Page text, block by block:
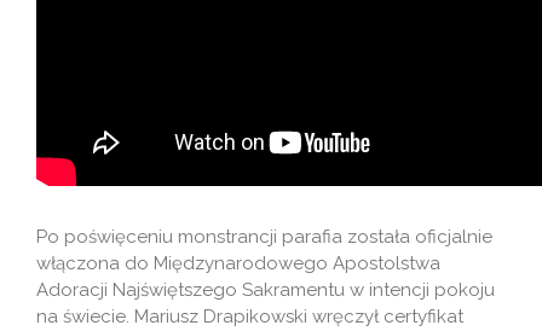
Po poświęceniu monstrancji parafia została oficjalnie
włączona do Międzynarodowego Apostolstwa
Adoracji Najświętszego Sakramentu w intencji pokoju
na świecie. Mariusz Drapikowski wręczył certyfikat